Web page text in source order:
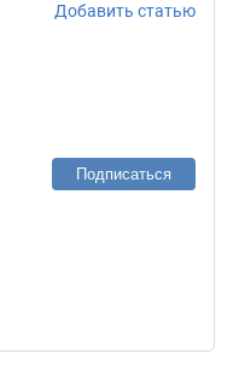
Добавить статью
Подписаться